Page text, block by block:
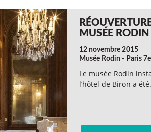
MUSÉE RODIN
12 novembre 2015
Musée Rodin - Paris 7e
Le musée Rodin
l’hôtel de Biron a